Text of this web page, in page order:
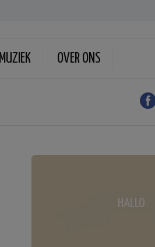
MUZIEK OVER ONS
HALLO